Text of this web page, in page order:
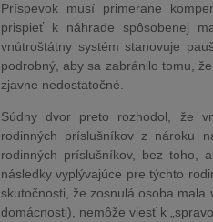
Príspevok musí primerane
prispieť k náhrade spôsobenej
vnútroštátny systém stanovuje
podrobný, aby sa zabránilo tomu,
zjavne nedostatočné.
Súdny dvor preto rozhodol, že
rodinných príslušníkov z nároku
rodinných príslušníkov, bez toho,
následky vyplývajúce pre týchto
skutočnosti, že zosnulá osoba mala
domácnosti), nemôže viesť k